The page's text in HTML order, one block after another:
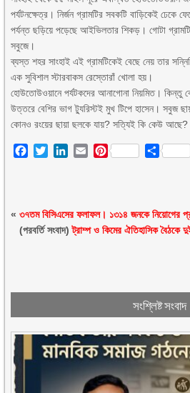
পর্যটনক্ষেত্র। নির্জন গ্রামটির সবকটি বাড়িকেই ঢেকে
পর্যন্ত ছড়িয়ে পড়েছে আইভিলতার শিকড়। গোটা
সবুজে।
ব্যস্ত শহর সাংহাই এই গ্রামটিকেই বেছে নেয় তার
এক সুবিশাল স্টারবাকস রেস্তোরাঁ খোলা হয়।
হোউতোউওয়ানে পর্যটকদের আনাগোনা নিয়মিত। কিন্তু
উত্তরে বেশির ভাগ ট্যুরিস্টই মুখ টিপে হাসেন। সবুজ
কোনও রংয়ের ছায়া ছলকে যায়? সত্যিই কি কেউ আছে?
Facebook
TwitterLinkedIn
EmailPinterest Share
«৩৭তম বিসিএসের ফলাফল। ১৩১৪ জনকে নিয়োগের
(পরবর্তি সংবাদ)ট্রাম্প ও কিমের ঐতিহাসিক বৈঠকে
সংশ্লিষ্ট সংবাদ